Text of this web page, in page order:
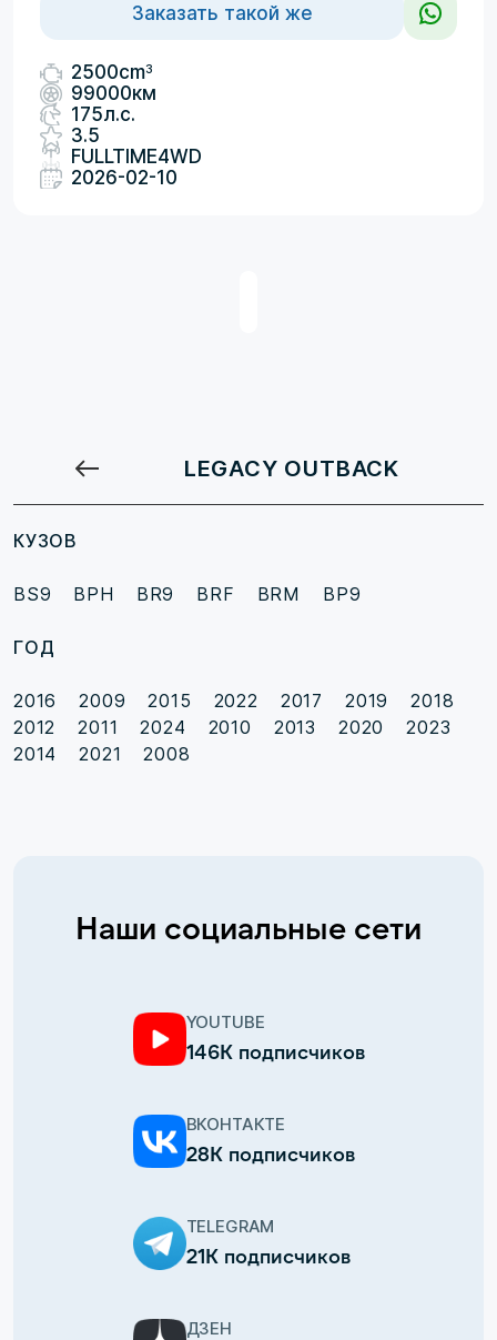
Заказать такой же
2500cm3
99000км
175л.с.
3.5
FULLTIME4WD
2026-02-10
LEGACY OUTBACK
КУЗОВ
BS9 BPH BR9 BRF BRM BP9
ГОД
2016 2009 2015 2022 2017 2019
2018
2012
2011 2024 2010 2013 2020
2023
2014
2021 2008
Наши социальные сети
YOUTUBE
146К подписчиков
ВКОНТАКТЕ
28К подписчиков
TELEGRAM
21К подписчиков
ДЗЕН